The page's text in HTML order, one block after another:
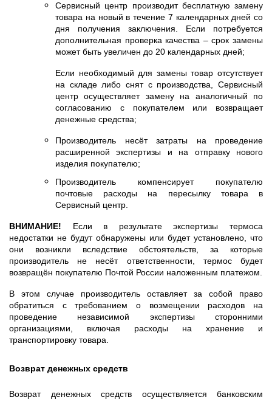
Сервисный центр производит бесплатную замену
товара на новый в течение 7 календарных дней со
дня получения заключения. Если потребуется
дополнительная проверка качества – срок замены
может быть увеличен до 20 календарных дней;
Если необходимый для замены товар отсутствует
на складе либо снят с производства, Сервисный
центр осуществляет замену на аналогичный по
согласованию с покупателем или возвращает
денежные средства;
Производитель несёт затраты на проведение
расширенной экспертизы и на отправку нового
изделия покупателю;
Производитель компенсирует покупателю
почтовые расходы на пересылку товара в
Сервисный центр.
ВНИМАНИЕ! Если в результате экспертизы термоса
недостатки не будут обнаружены или будет установлено, что
они возникли вследствие обстоятельств, за которые
производитель не несёт ответственности, термос будет
возвращён покупателю Почтой России наложенным платежом.
В этом случае производитель оставляет за собой право
обратиться с требованием о возмещении расходов на
проведение независимой экспертизы сторонними
организациями, включая расходы на хранение и
транспортировку товара.
Возврат денежных средств
Возврат денежных средств осуществляется банковским